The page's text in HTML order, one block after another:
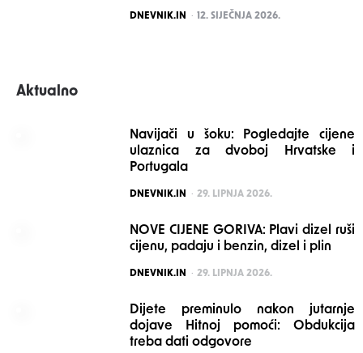
POSTED
DNEVNIK.IN 12. SIJEČNJA 2026.
Aktualno
Navijači u šoku: Pogledajte cijene
ulaznica za dvoboj Hrvatske i
Portugala
POSTED
DNEVNIK.IN 29. LIPNJA 2026.
NOVE CIJENE GORIVA: Plavi dizel ruši
cijenu, padaju i benzin, dizel i plin
POSTED
DNEVNIK.IN 29. LIPNJA 2026.
Dijete preminulo nakon jutarnje
dojave Hitnoj pomoći: Obdukcija
treba dati odgovore